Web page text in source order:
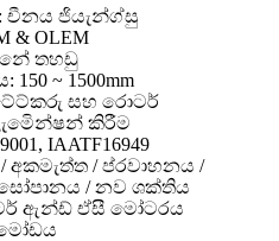
චීනය ජියැන්ග්සු
& OLEM
තහඩු
~ 1500mm
සහ රොටර්
කිරීම
IAATF16949
අකමැත්ත / ප්රවාහනය /
/ නව ශක්තිය
ඇන්ඩ් ඒසී මෝටරය